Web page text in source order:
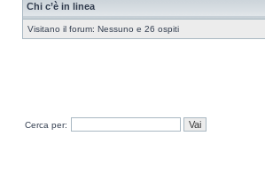
Chi c’è in linea
Visitano il forum: Nessuno e 26 ospiti
Cerca per: